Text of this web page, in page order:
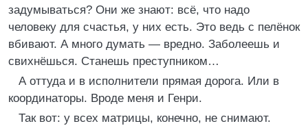
задумываться? Они же знают: всё, что надо
человеку для счастья, у них есть. Это ведь с пелёнок
вбивают. А много думать — вредно. Заболеешь и
свихнёшься. Станешь преступником…
А оттуда и в исполнители прямая дорога. Или в
координаторы. Вроде меня и Генри.
Так вот: у всех матрицы, конечно, не снимают.